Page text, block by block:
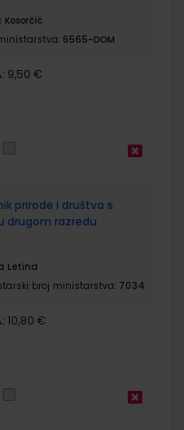
6565-DOM
9,50 €
prirode i društva s
drugom razredu
Letina
broj ministarstva: 7034
10,80 €